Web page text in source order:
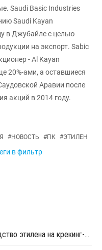
Saudi Basic Industries
Saudi Kayan
в Джубайле с целью
на экспорт. Sabic
- Al Kayan
20%-ами, а оставшиеся
Аравии после
акций в 2014 году.
#НОВОСТЬ #ПК #ЭТИЛЕН
в фильтр
Petro Rabigh возобновила производство этилена на крекинг-установке в Саудовской Аравии